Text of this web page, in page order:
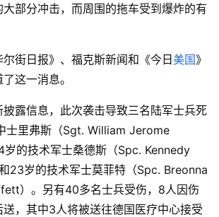
部分冲击，而周围的拖车受到爆炸的有
街日报》、福克斯新闻和《今日美国》
这一消息。
露信息，此次袭击导致三名陆军士兵死
士里弗斯（Sgt. William Jerome
岁的技术军士桑德斯（Spc. Kennedy
23岁的技术军士莫菲特（Spc. Breonna
）。另有40多名士兵受伤，8人因伤
，其中3人将被送往德国医疗中心接受